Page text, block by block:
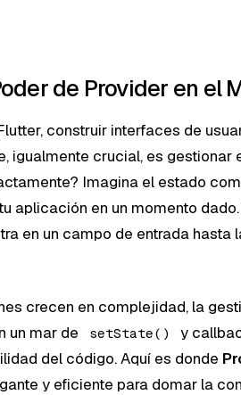
de Provider en el
construir interfaces de
igualmente crucial, es gestionar
Imagina el estado
aplicación en un momento
en un campo de entrada hasta
crecen en complejidad, la
un mar de
setState()
y
del código. Aquí es donde
y eficiente para domar la